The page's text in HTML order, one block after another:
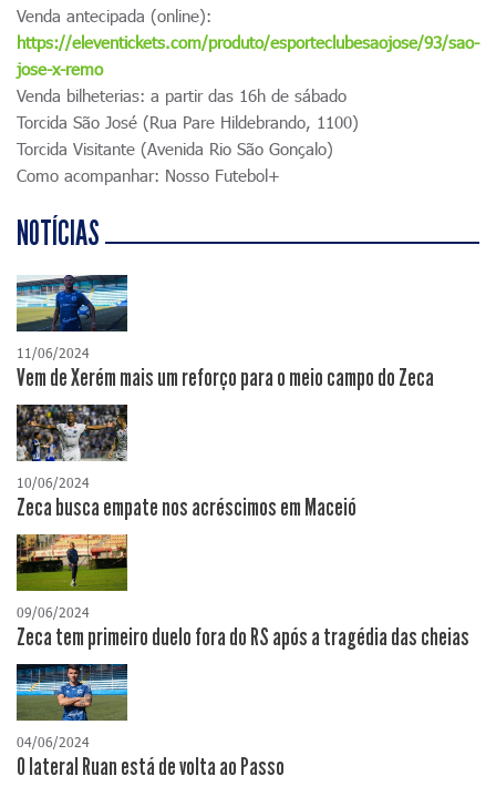
Venda antecipada (online):
https://eleventickets.com/produto/esporteclubesaojose/93/sao-
jose-x-remo
Venda bilheterias: a partir das 16h de sábado
Torcida São José (Rua Pare Hildebrando, 1100)
Torcida Visitante (Avenida Rio São Gonçalo)
Como acompanhar: Nosso Futebol+
NOTÍCIAS
11/06/2024
Vem de Xerém mais um reforço para o meio campo do Zeca
10/06/2024
Zeca busca empate nos acréscimos em Maceió
09/06/2024
Zeca tem primeiro duelo fora do RS após a tragédia das cheias
04/06/2024
O lateral Ruan está de volta ao Passo